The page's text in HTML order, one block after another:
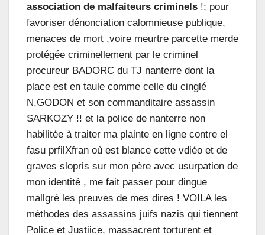
association de malfaiteurs criminels !; pour
favoriser dénonciation calomnieuse publique,
menaces de mort ,voire meurtre parcette merde
protégée criminellement par le criminel
procureur BADORC du TJ nanterre dont la
place est en taule comme celle du cinglé
N.GODON et son commanditaire assassin
SARKOZY !! et la police de nanterre non
habilitée à traiter ma plainte en ligne contre el
fasu prfilXfran où est blance cette vdiéo et de
graves slopris sur mon père avec usurpation de
mon identité , me fait passer pour dingue
mallgré les preuves de mes dires ! VOILA les
méthodes des assassins juifs nazis qui tiennent
Police et Justiice, massacrent torturent et